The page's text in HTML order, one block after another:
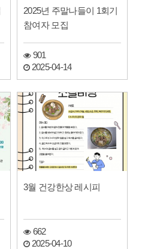
2025년 주말나들이 1회기
참여자 모집
901
2025-04-14
3월 건강한상 레시피
662
2025-04-10